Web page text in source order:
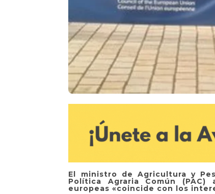
El ministro de Agricultura y
Política Agraria Común
europeas «coincide con los